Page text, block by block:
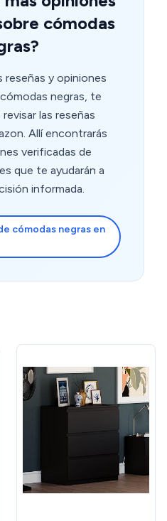
cómodas
reseñas y opiniones
negras, te
las reseñas
Allí encontrarás
verificadas de
que te ayudarán a
informada.
cómodas negras en